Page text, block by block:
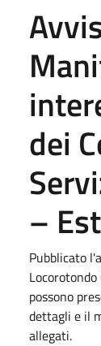
dei
–
Pubblicato
possono
dettagli e il
allegati.